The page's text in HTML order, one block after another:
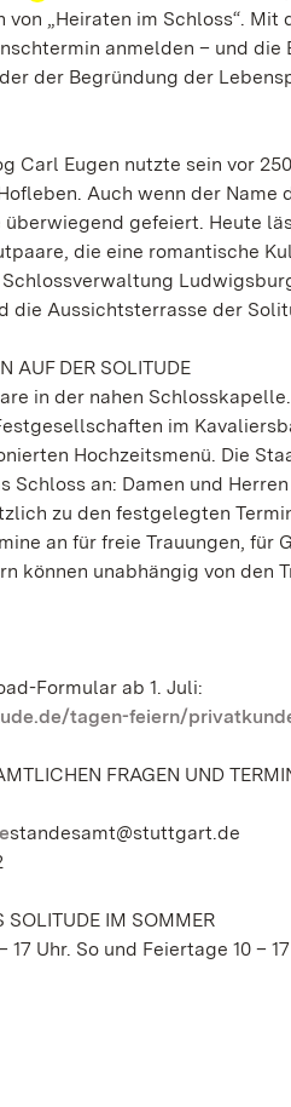
von „Heiraten im Schloss“.
anmelden – und
der Begründung der
Carl Eugen nutzte sein vor
Auch wenn der
überwiegend gefeiert. Heute
die eine romantische
die Aussichtsterrasse der
AUF DER SOLITUDE
in der nahen
im
Hochzeitsmenü. Die
Schloss an: Damen und
zu den festgelegten
an für freie Trauungen,
können unabhängig von
Formular ab 1. Juli:
tagen-feiern/
FRAGEN UND
standesamt@stuttgart.de
SOLITUDE IM SOMMER
17 Uhr. So und Feiertage 10 –